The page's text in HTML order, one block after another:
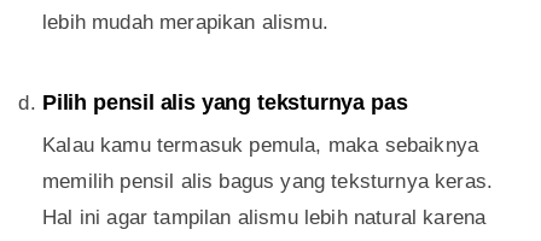
lebih mudah merapikan alismu.
Pilih pensil alis yang teksturnya pas
Kalau kamu termasuk pemula, maka sebaiknya
memilih pensil alis bagus yang teksturnya keras.
Hal ini agar tampilan alismu lebih natural karena